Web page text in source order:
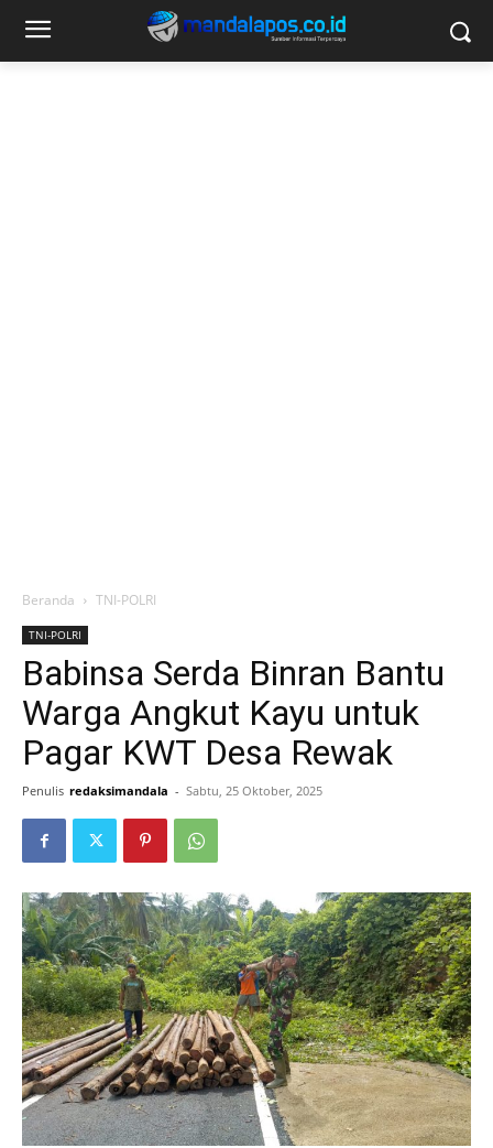
Beranda TNI-POLRI
TNI-POLRI
Babinsa Serda Binran Bantu
Warga Angkut Kayu untuk
Pagar KWT Desa Rewak
Penulis redaksimandala - Sabtu, 25 Oktober, 2025